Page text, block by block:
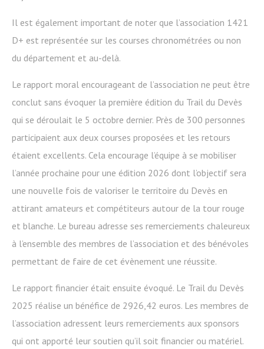
Il est également important de noter que l’association 1421
D+ est représentée sur les courses chronométrées ou non
du département et au-delà.
Le rapport moral encourageant de l’association ne peut être
conclut sans évoquer la première édition du Trail du Devès
qui se déroulait le 5 octobre dernier. Près de 300 personnes
participaient aux deux courses proposées et les retours
étaient excellents. Cela encourage l’équipe à se mobiliser
l’année prochaine pour une édition 2026 dont l’objectif sera
une nouvelle fois de valoriser le territoire du Devès en
attirant amateurs et compétiteurs autour de la tour rouge
et blanche. Le bureau adresse ses remerciements chaleureux
à l’ensemble des membres de l’association et des bénévoles
permettant de faire de cet évènement une réussite.
Le rapport financier était ensuite évoqué. Le Trail du Devès
2025 réalise un bénéfice de 2926,42 euros. Les membres de
l’association adressent leurs remerciements aux sponsors
qui ont apporté leur soutien qu’il soit financier ou matériel.